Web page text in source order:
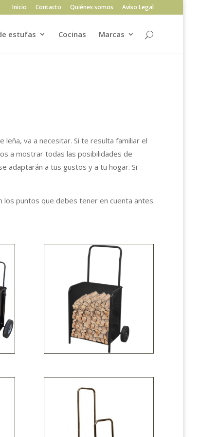
Inicio Contacto Quiénes somos Aviso Legal
estufas Cocinas Marcas
va a necesitar. Si te resulta familiar el
a mostrar todas las posibilidades de
adaptarán a tus gustos y a tu hogar. Si
los puntos que debes tener en cuenta antes